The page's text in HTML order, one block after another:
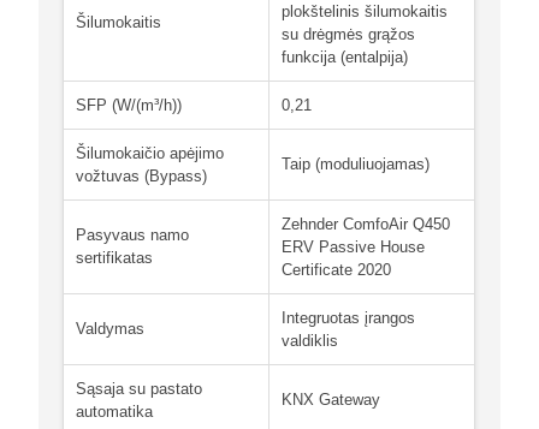
Šilumokaitis
plokštelinis šilumokaitis
su drėgmės grąžos
funkcija (entalpija)
SFP (W/(m³/h)) 0,21
Šilumokaičio apėjimo
vožtuvas (Bypass)
Taip (moduliuojamas)
Pasyvaus namo
sertifikatas
Zehnder ComfoAir Q450
ERV Passive House
Certificate 2020
Valdymas
Integruotas įrangos
valdiklis
Sąsaja su pastato
automatika
KNX Gateway